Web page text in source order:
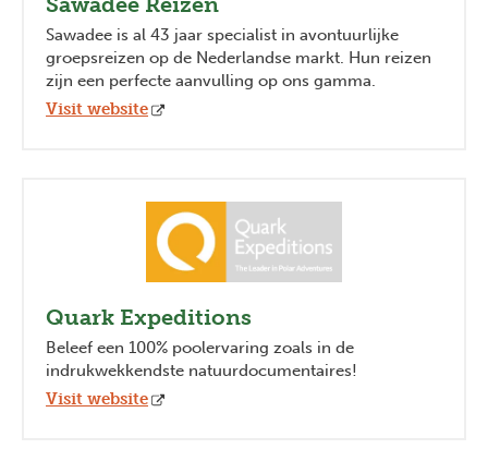
Sawadee is al 43 jaar specialist in avontuurlijke
groepsreizen op de Nederlandse markt. Hun reizen
zijn een perfecte aanvulling op ons gamma.
Visit website
Quark Expeditions
Beleef een 100% poolervaring zoals in de
indrukwekkendste natuurdocumentaires!
Visit website